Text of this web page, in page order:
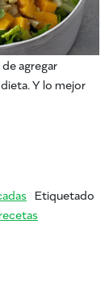
agregar
Y lo mejor
Etiquetado